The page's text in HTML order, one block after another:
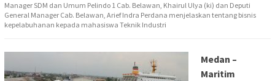
Manager SDM dan Umum Pelindo 1 Cab. Belawan, Khairul Ulya (ki) dan Deputi
General Manager Cab. Belawan, Arief Indra Perdana menjelaskan tentang bisnis
kepelabuhanan kepada mahasiswa Teknik Industri
Medan –
Maritim